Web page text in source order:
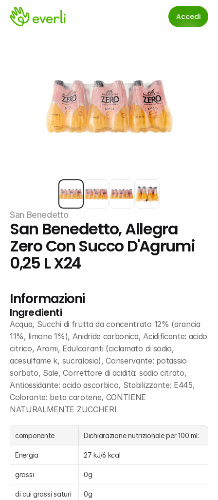
Accedi
San Benedetto
San Benedetto, Allegra
Zero Con Succo D'Agrumi
0,25 L X24
Informazioni
Ingredienti
Acqua, Succhi di frutta da concentrato 12% (arancia
11%, limone 1%), Anidride carbonica, Acidificante: acido
citrico, Aromi, Edulcoranti (ciclamato di sodio,
acesulfame k, sucralosio), Conservante: potassio
sorbato, Sale, Correttore di acidità: sodio citrato,
Antiossidante: acido ascorbico, Stabilizzante: E445,
Colorante: beta carotene, CONTIENE
NATURALMENTE ZUCCHERI
componente Dichiarazione nutrizionale per 100 ml:
Energia 27 kJ/6 kcal
grassi 0g
di cui grassi saturi 0g